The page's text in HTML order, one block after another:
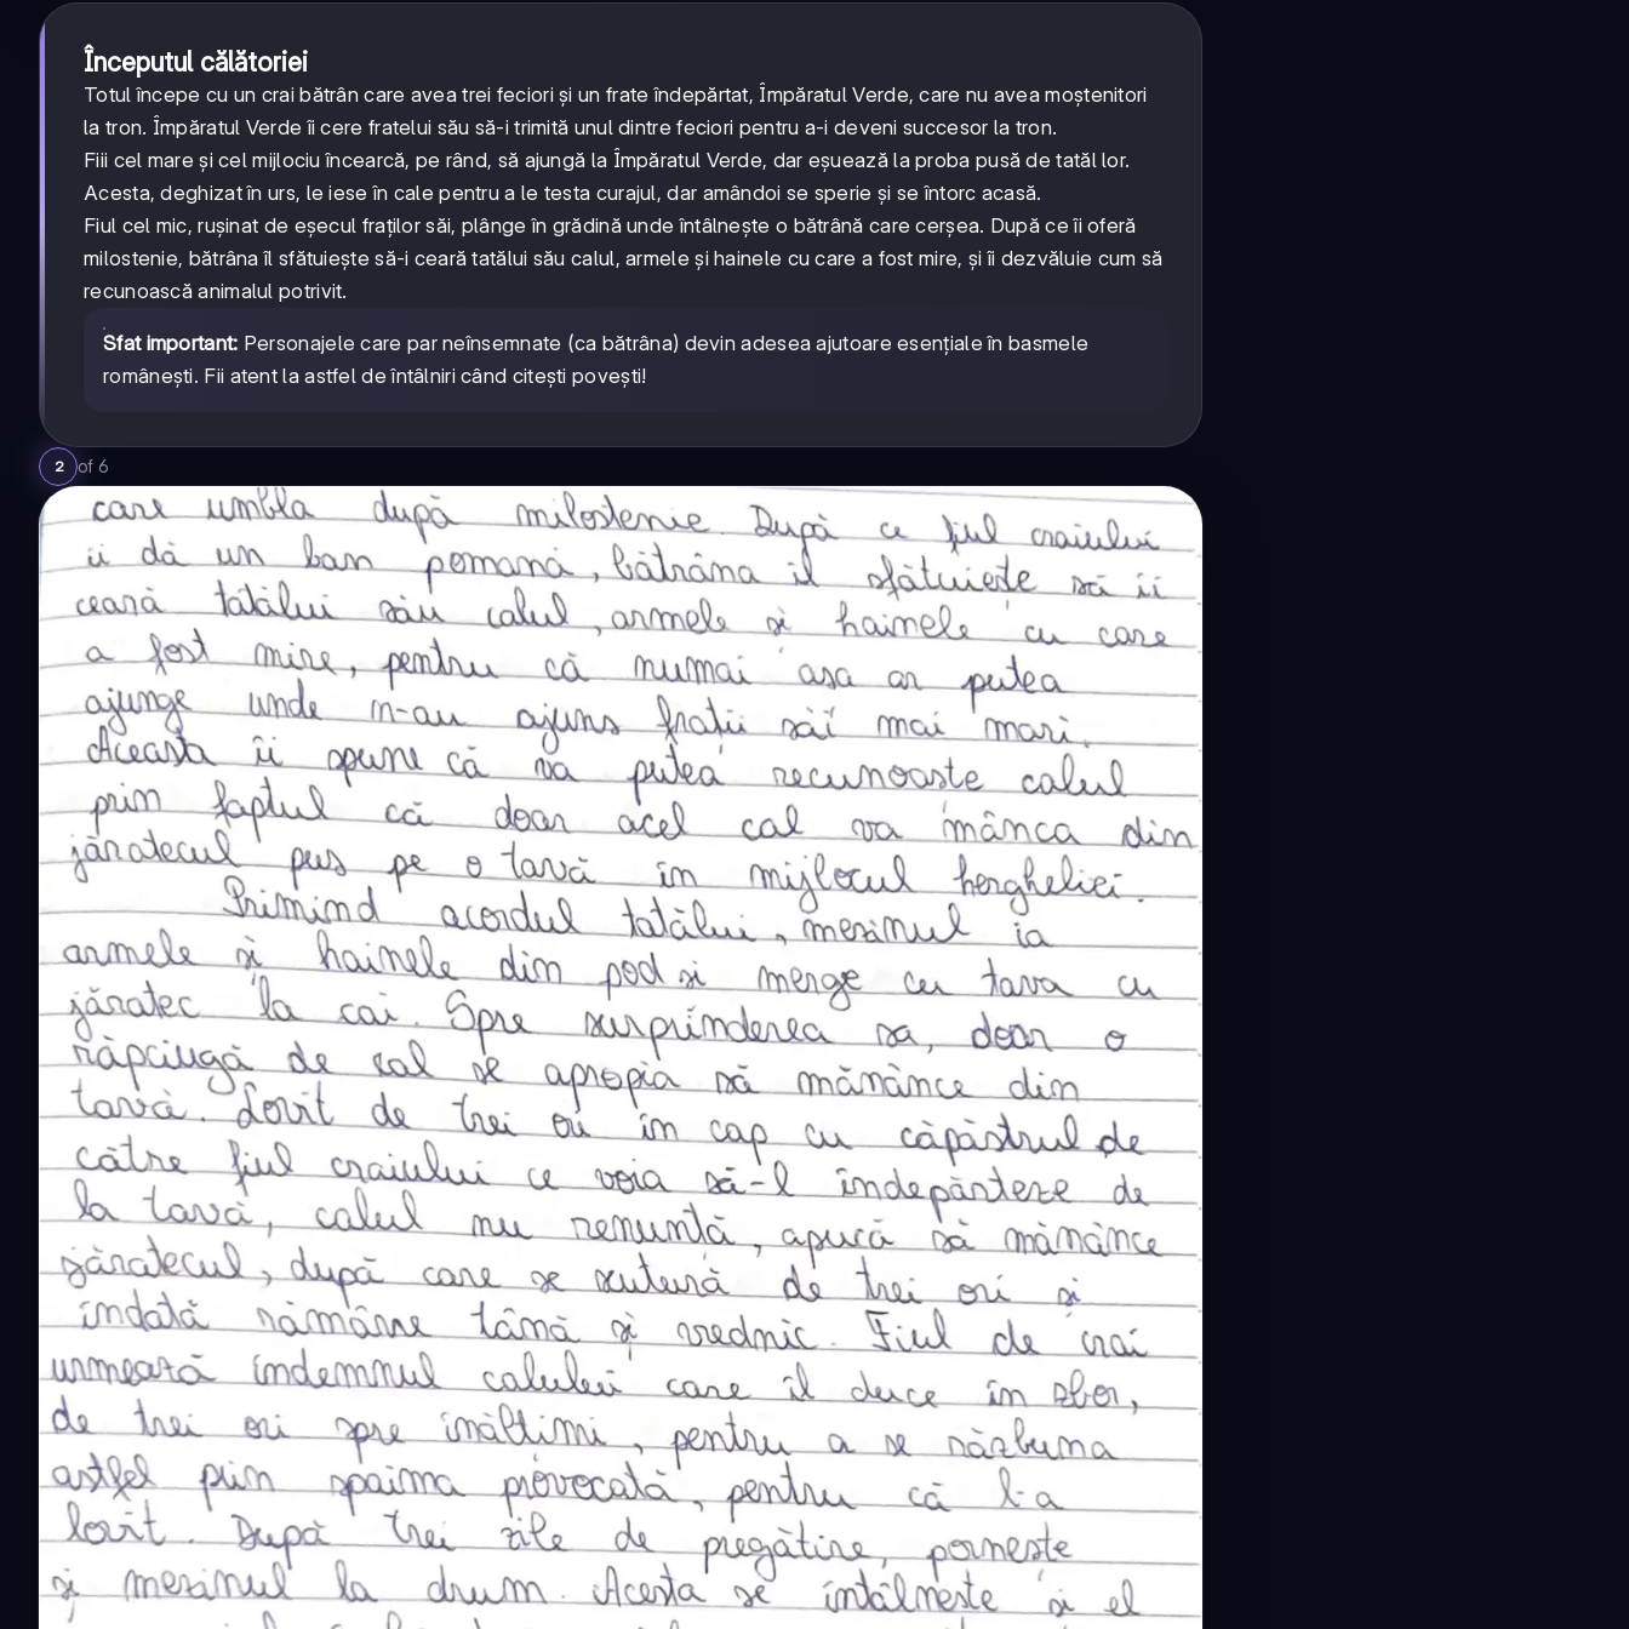
Începutul călătoriei
Totul începe cu un crai bătrân care avea trei feciori și un frate îndepărtat, Împăratul Verde, care nu avea moștenitori
la tron. Împăratul Verde îi cere fratelui său să-i trimită unul dintre feciori pentru a-i deveni succesor la tron.
Fiii cel mare și cel mijlociu încearcă, pe rând, să ajungă la Împăratul Verde, dar eșuează la proba pusă de tatăl lor.
Acesta, deghizat în urs, le iese în cale pentru a le testa curajul, dar amândoi se sperie și se întorc acasă.
Fiul cel mic, rușinat de eșecul fraților săi, plânge în grădină unde întâlnește o bătrână care cerșea. După ce îi oferă
milostenie, bătrâna îl sfătuiește să-i ceară tatălui său calul, armele și hainele cu care a fost mire, și îi dezvăluie cum să
recunoască animalul potrivit.
Sfat important: Personajele care par neînsemnate (ca bătrâna) devin adesea ajutoare esențiale în basmele
românești. Fii atent la astfel de întâlniri când citești povești!
2 of 6